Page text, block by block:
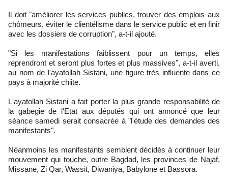
Il doit "améliorer les services publics, trouver des emplois aux
chômeurs, éviter le clientélisme dans le service public et en finir
avec les dossiers de corruption", a-t-il ajouté.
"Si les manifestations faiblissent pour un temps, elles
reprendront et seront plus fortes et plus massives", a-t-il averti,
au nom de l'ayatollah Sistani, une figure très influente dans ce
pays à majorité chiite.
L'ayatollah Sistani a fait porter la plus grande responsabilité de
la gabegie de l'Etat aux députés qui ont annoncé que leur
séance samedi serait consacrée à "l'étude des demandes des
manifestants".
Néanmoins les manifestants semblent décidés à continuer leur
mouvement qui touche, outre Bagdad, les provinces de Najaf,
Missane, Zi Qar, Wassit, Diwaniya, Babylone et Bassora.